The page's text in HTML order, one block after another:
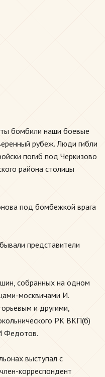
бомбили наши боевые
рубеж. Люди гибли
погиб под Черкизово
района столицы
под бомбежкой врага
представители
собранных на одном
москвичами И.
и другими,
РК ВКП(б)
Федотов.
выступал с
корреспондент